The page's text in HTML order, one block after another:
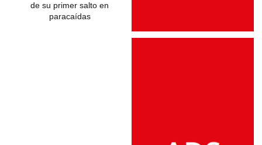
de su primer salto en
paracaídas